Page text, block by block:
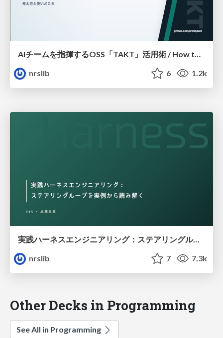
AIチームを指揮するOSS「TAKT」活用術 / How to Use “TAKT,” an OSS Tool for Orchestrating AI Teams
nrslib
6 1.2k
実践ハーネスエンジニアリング：ステアリングループを実例から読み解く / Practical Harness Engineering: Understanding Steering Loops Through Real-World Examples
nrslib
7 7.3k
Other Decks in Programming
See All in Programming